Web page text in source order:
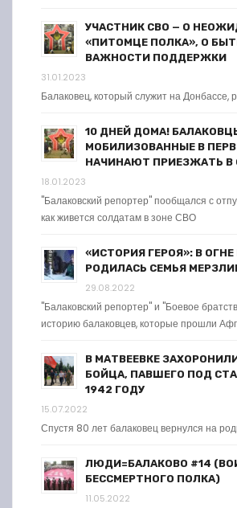
УЧАСТНИК СВО — О
«ПИТОМЦЕ ПОЛКА», О
ВАЖНОСТИ ПОДДЕРЖКИ
31.01.2023
Балаковец, который служит на Донбассе,
10 ДНЕЙ ДОМА!
МОБИЛИЗОВАННЫЕ В
НАЧИНАЮТ ПРИЕЗЖАТЬ В
18.01.2023
"Балаковский репортер" пообщался с
как живется солдатам в зоне СВО
«ИСТОРИЯ ГЕРОЯ»: В
РОДИЛАСЬ СЕМЬЯ
29.08.2022
"Балаковский репортер" и "Боевое
историю балаковцев, которые прошли
В МАТВЕЕВКЕ
БОЙЦА, ПАВШЕГО ПОД
1942 ГОДУ
15.07.2022
Спустя 80 лет балаковец вернулся на
ЛЮДИ=БАЛАКОВО #14
БЕССМЕРТНОГО ПОЛКА)
11.05.2022